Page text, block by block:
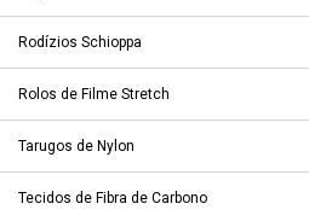
Rodízios Schioppa
Rolos de Filme Stretch
Tarugos de Nylon
Tecidos de Fibra de Carbono